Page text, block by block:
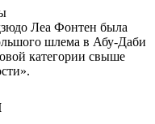
Леа Фонтен была
шлема в Абу-Даби
категории свыше